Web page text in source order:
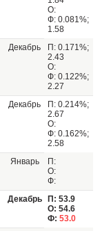
О:
Ф: 0.081%;
1.58
Декабрь
П: 0.171%;
2.43
О:
Ф: 0.122%;
2.27
Декабрь
П: 0.214%;
2.67
О:
Ф: 0.162%;
2.58
Январь
П:
О:
Ф:
Декабрь
П: 53.9
О: 54.6
Ф: 53.0